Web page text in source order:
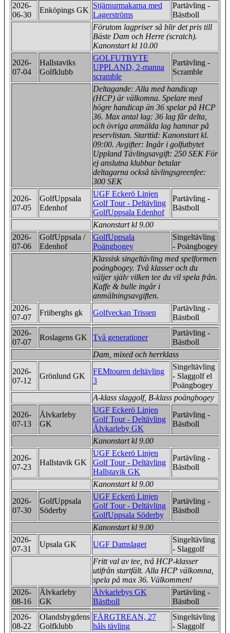
2026-
06-30
Enköpings GK
Stjärnurmakarna med
Lagerströms
Partävling -
Bästboll
Förutom lagpriser så blir det pris till
Bäste Dam och Herre (scratch).
Kanonstart kl 10.00
2026-
07-04
Hallstaviks
Golfklubb
GOLFUTBYTE
UPPLAND, 2-manna
scramble
Partävling -
Scramble
Deltagande: Alla med handicap
(HCP) är välkomna. Spelare med
högre handicap än 36 spelar på HCP
36. Max antal lag: 36 lag får delta,
och övriga anmälda lag hamnar på
reservlistan. Starttid: Kanonstart kl.
09:00. Avgifter: Ingår i golfutbytet
Uppland Tävlingsavgift: 250 SEK För
ej anslutna klubbar betalar
deltagarna också tävlingsgreenfee:
300 SEK
2026-
07-05
GolfUppsala
Edenhof
UGF Eckerö Linjen
Golf Tour - Deltävling
GolfUppsala Edenhof
Partävling -
Bästboll
Kanonstart kl 9.00
2026-
07-06
GolfUppsala /
Edenhof
GolfUppsala
Poängbogey
Singeltävling
- Poängbogey
Klassisk singeltävling med spelformen
poängbogey. Två klasser och du
väljer själv vilken tee du vil spela från.
Kaffe & bulle ingår i
anmälningsavgiften.
2026-
07-07
Friiberghs gk Golfveckan Trissen
Partävling -
Bästboll
2026-
07-07
Roslagens GK Två generationer
Partävling -
Bästboll
Dam, mixed och herrklass
2026-
07-12
Grönlund GK
FEMtouren deltävling
3
Singeltävling
- Slaggolf el
Poängbogey
A-klass slaggolf, B-klass poängbogey
2026-
07-13
Älvkarleby
GK
UGF Eckerö Linjen
Golf Tour - Deltävling
Älvkarleby GK
Partävling -
Bästboll
Kanonstart kl 9.00
2026-
07-23
Hallstavik GK
UGF Eckerö Linjen
Golf Tour - Deltävling
Hallstavik GK
Partävling -
Bästboll
Kanonstart kl 9.00
2026-
07-30
GolfUppsala
Söderby
UGF Eckerö Linjen
Golf Tour - Deltävling
GolfUppsala Söderby
Partävling -
Bästboll
Kanonstart kl 9.00
2026-
07-31
Upsala GK UGF Damslaget
Singeltävling
- Slaggolf
Fritt val av tee, två HCP-klasser
utifrån startfält. Alla HCP välkomna,
spela på max 36. Välkommen!
2026-
08-16
Älvkarleby
GK
Älvkarlebys GK
Bästboll
Partävling -
Bästboll
2026-
08-22
Olandsbygdens
Golfklubb
FÄRGTREAN, 27
håls tävling
Singeltävling
- Slaggolf